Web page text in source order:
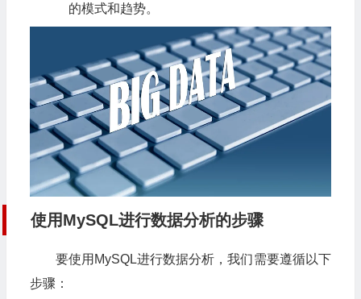
的模式和趋势。
使用MySQL进行数据分析的步骤
要使用MySQL进行数据分析，我们需要遵循以下
步骤：